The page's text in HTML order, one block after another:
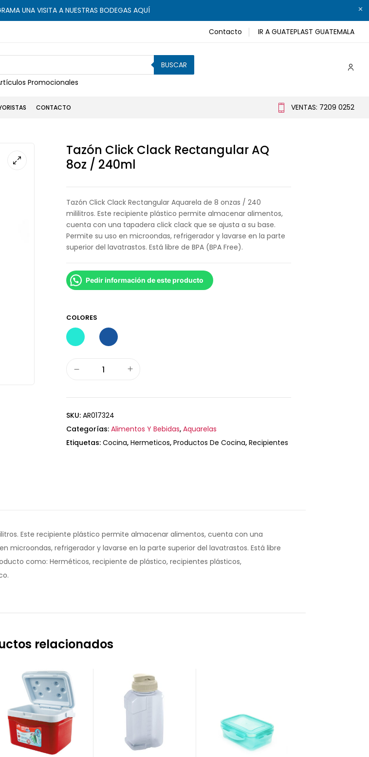
UNA VISITA A NUESTRAS BODEGAS AQUÍ
Contacto IR A GUATEPLAST GUATEMALA
BUSCAR
Promocionales
CONTACTO VENTAS: 7209 0252
Tazón Click Clack Rectangular AQ
8oz / 240ml
Tazón Click Clack Rectangular Aquarela de 8 onzas / 240
mililitros. Este recipiente plástico permite almacenar alimentos,
cuenta con una tapadera click clack que se ajusta a su base.
Permite su uso en microondas, refrigerador y lavarse en la parte
superior del lavatrastos. Está libre de BPA (BPA Free).
Pedir información de este producto
COLORES
SKU: AR017324
Categorías: Alimentos Y Bebidas, Aquarelas
Etiquetas: Cocina, Hermeticos, Productos De Cocina, Recipientes
Este recipiente plástico permite almacenar alimentos, cuenta con una
microondas, refrigerador y lavarse en la parte superior del lavatrastos. Está libre
como: Herméticos, recipiente de plástico, recipientes plásticos,
relacionados